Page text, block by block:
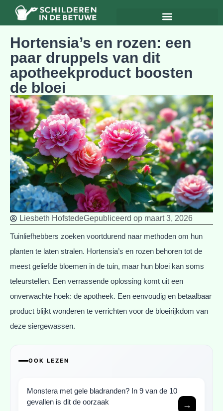
Hortensia’s en rozen: een
paar druppels van dit
apotheekproduct boosten
de bloei
Liesbeth HofstedeGepubliceerd op maart 3, 2026
Tuinliefhebbers zoeken voortdurend naar methoden om hun
planten te laten stralen. Hortensia’s en rozen behoren tot de
meest geliefde bloemen in de tuin, maar hun bloei kan soms
teleurstellen. Een verrassende oplossing komt uit een
onverwachte hoek: de apotheek. Een eenvoudig en betaalbaar
product blijkt wonderen te verrichten voor de bloeirijkdom van
deze siergewassen.
OOK LEZEN
Monstera met gele bladranden? In 9 van de 10
gevallen is dit de oorzaak
→